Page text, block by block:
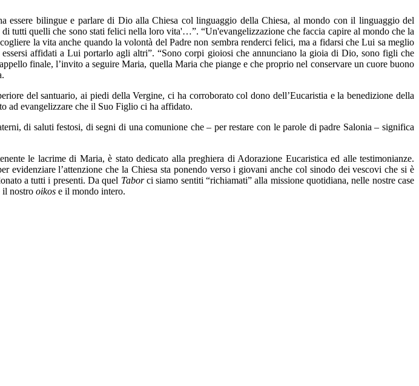
essere bilingue e parlare di Dio alla Chiesa col linguaggio della Chiesa, al mondo con il linguaggio del
tutti quelli che sono stati felici nella loro vita'…”. “Un'evangelizzazione che faccia capire al mondo che la
la vita anche quando la volontà del Padre non sembra renderci felici, ma a fidarsi che Lui sa meglio
affidati a Lui portarlo agli altri”. “Sono corpi gioiosi che annunciano la gioia di Dio, sono figli che
finale, l’invito a seguire Maria, quella Maria che piange e che proprio nel conservare un cuore buono
del santuario, ai piedi della Vergine, ci ha corroborato col dono dell’Eucaristia e la benedizione della
ad evangelizzare che il Suo Figlio ci ha affidato.
di saluti festosi, di segni di una comunione che – per restare con le parole di padre Salonia – significa
le lacrime di Maria, è stato dedicato alla preghiera di Adorazione Eucaristica ed alle testimonianze.
evidenziare l’attenzione che la Chiesa sta ponendo verso i giovani anche col sinodo dei vescovi che si è
a tutti i presenti. Da quel Taborci siamo sentiti “richiamati” alla missione quotidiana, nelle nostre case
il nostro oikos e il mondo intero.